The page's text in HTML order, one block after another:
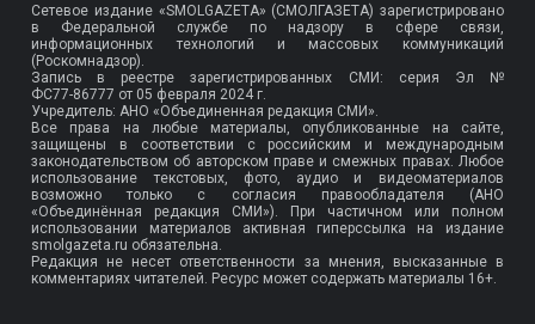
Сетевое издание «SMOLGAZETA» (СМОЛГАЗЕТА) зарегистрировано
в Федеральной службе по надзору в сфере связи,
информационных технологий и массовых коммуникаций
(Роскомнадзор).
Запись в реестре зарегистрированных СМИ: серия Эл №
ФС77-86777 от 05 февраля 2024 г.
Учредитель: АНО «Объединенная редакция СМИ».
Все права на любые материалы, опубликованные на сайте,
защищены в соответствии с российским и международным
законодательством об авторском праве и смежных правах. Любое
использование текстовых, фото, аудио и видеоматериалов
возможно только с согласия правообладателя (АНО
«Объединённая редакция СМИ»). При частичном или полном
использовании материалов активная гиперссылка на издание
smolgazeta.ru обязательна.
Редакция не несет ответственности за мнения, высказанные в
комментариях читателей. Ресурс может содержать материалы 16+.